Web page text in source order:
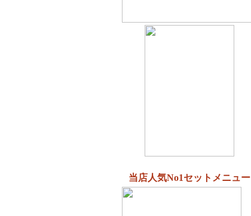
当店人気No1セットメニュー